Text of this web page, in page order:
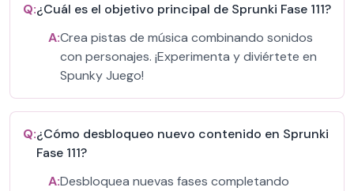
Q:¿Cuál es el objetivo principal de Sprunki Fase 111?
A:Crea pistas de música combinando sonidos
con personajes. ¡Experimenta y diviértete en
Spunky Juego!
Q:¿Cómo desbloqueo nuevo contenido en Sprunki
Fase 111?
A:Desbloquea nuevas fases completando